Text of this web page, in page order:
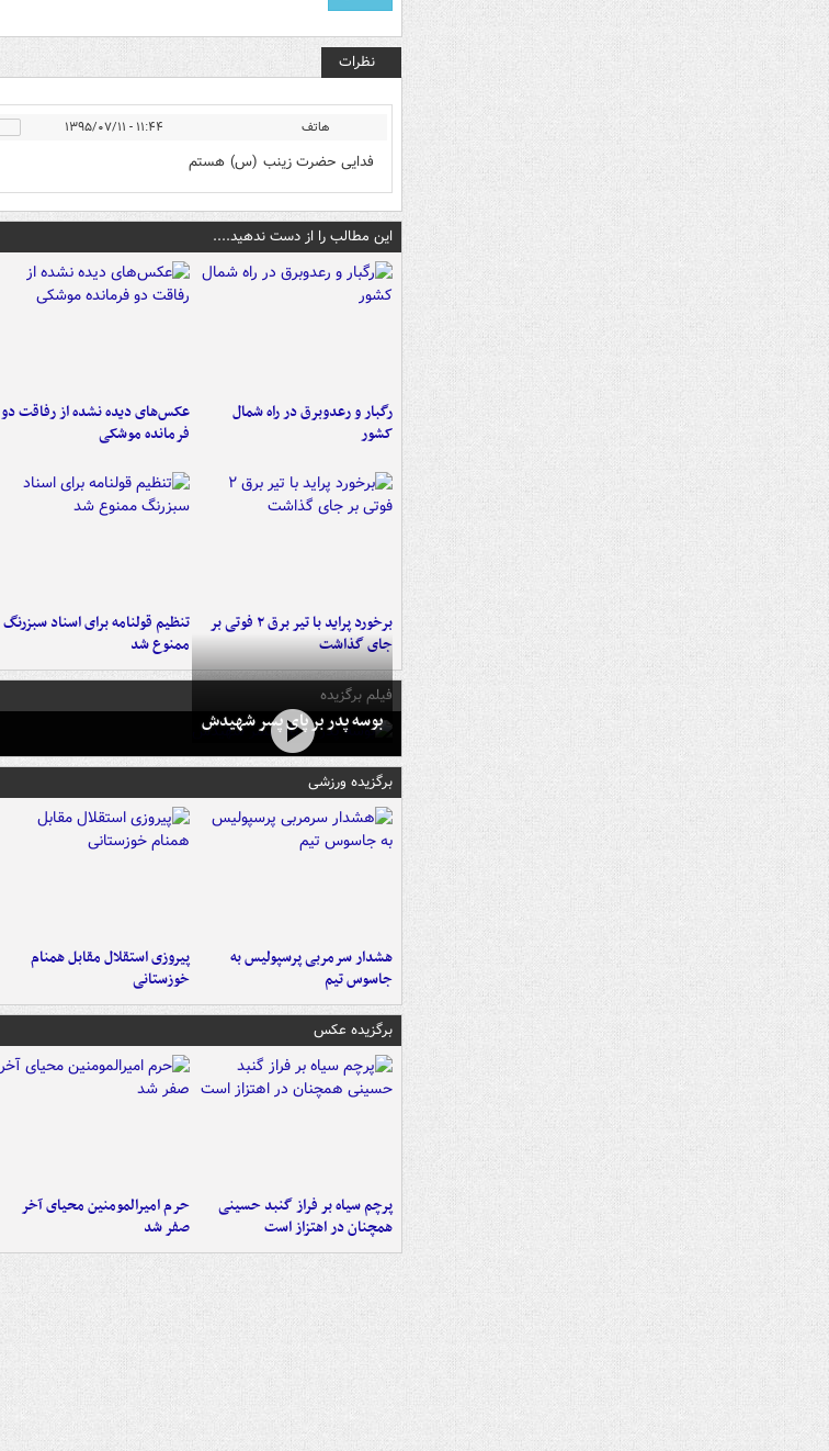
نظرات
هاتف ۱۱:۴۴ - ۱۳۹۵/۰۷/۱۱
فدایی حضرت زینب (س) هستم
این مطالب را از دست ندهید....
رگبار و رعدوبرق در راه شمال
کشور
عکس‌های دیده نشده از رفاقت دو
فرمانده‌ موشکی
برخورد پراید با تیر برق ۲ فوتی بر
جای گذاشت
تنظیم قولنامه برای اسناد سبزرنگ
ممنوع شد
فیلم برگزیده
بوسه‌ پدر بر پای پسر شهیدش
برگزیده ورزشی
هشدار سرمربی پرسپولیس به
جاسوس تیم
پیروزی استقلال مقابل همنام
خوزستانی
برگزیده عکس
پرچم سیاه بر فراز گنبد حسینی
همچنان در اهتزاز است
حرم امیرالمومنین محیای آخر
صفر شد